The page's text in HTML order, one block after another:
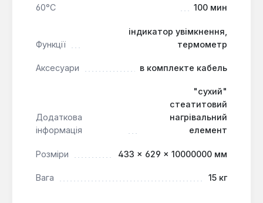
60°С 100 мин
Функції
індикатор увімкнення,
термометр
Аксесуари в комплекте кабель
Додаткова
інформація
"сухий"
стеатитовий
нагрівальний
елемент
Розміри 433 × 629 × 10000000 мм
Вага 15 кг